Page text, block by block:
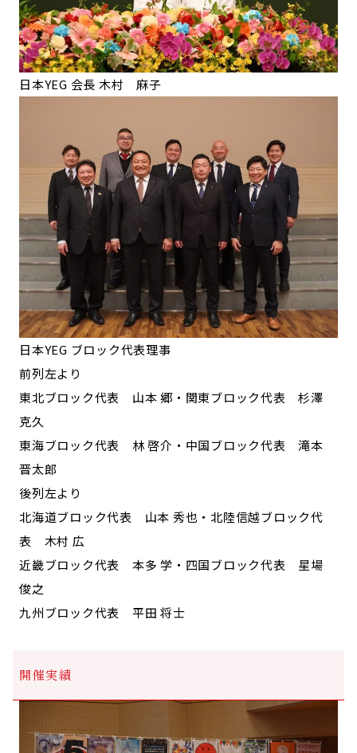
日本YEG 会長 木村 麻子
日本YEG ブロック代表理事
前列左より
東北ブロック代表 山本 郷・関東ブロック代表 杉澤
克久
東海ブロック代表 林 啓介・中国ブロック代表 滝本
晋太郎
後列左より
北海道ブロック代表 山本 秀也・北陸信越ブロック代
表 木村 広
近畿ブロック代表 本多 学・四国ブロック代表 星場
俊之
九州ブロック代表 平田 将士
開催実績